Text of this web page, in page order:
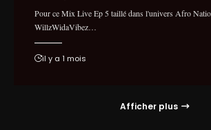
Pour ce Mix Live Ep 5 taillé dans l'univers Afro
WillzWidaVibez…
il y a 1 mois
Afficher plus